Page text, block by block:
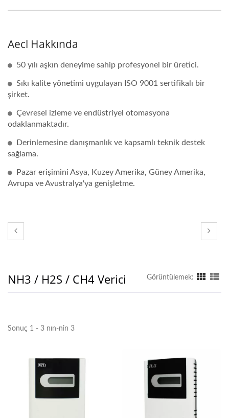
Aecl Hakkında
50 yılı aşkın deneyime sahip profesyonel bir üretici.
Sıkı kalite yönetimi uygulayan ISO 9001 sertifikalı bir
şirket.
Çevresel izleme ve endüstriyel otomasyona
odaklanmaktadır.
Derinlemesine danışmanlık ve kapsamlı teknik destek
sağlama.
Pazar erişimini Asya, Kuzey Amerika, Güney Amerika,
Avrupa ve Avustralya'ya genişletme.
NH3 / H2S / CH4 Verici Görüntülemek:
Sonuç 1 - 3 nın-nin 3